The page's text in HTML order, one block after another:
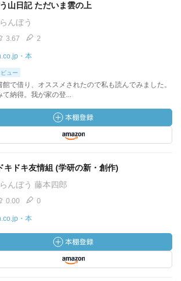
山日記 ただいま雲の上
んぼう
3.67 2
・本
ュー
館で借り、オススメされたので私も読んでみました。
て納得。我が家の登...
キドキ友情組 (学研の新・創作)
んぼう 藤本四郎
0.00 0
・本